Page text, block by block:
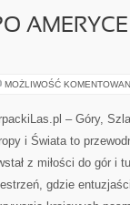
AMERYCE
MOŻLIWOŚĆ
– Góry,
i Świata to
z miłości do gór i
gdzie